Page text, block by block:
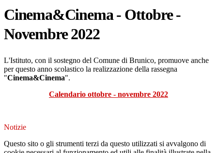
Cinema&Cinema - Ottobre -
Novembre 2022
L'Istituto, con il sostegno del Comune di Brunico, promuove anche
perquesto anno scolastico la realizzazione della rassegna
"Cinema&Cinema".
Calendario ottobre - novembre 2022
Notizie
Questo sito o gli strumenti terzi da questo utilizzati si avvalgono di